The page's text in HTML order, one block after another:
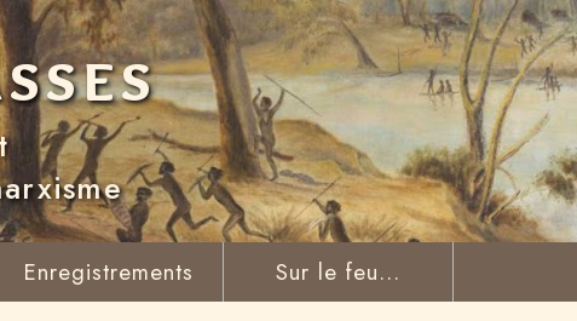
Enregistrements Sur le feu...